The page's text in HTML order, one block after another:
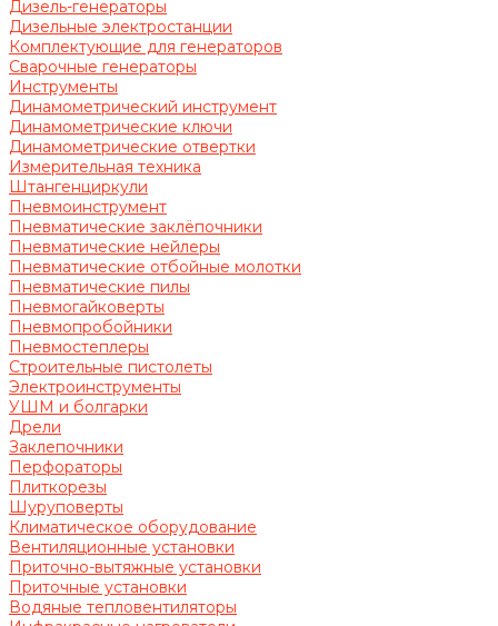
Дизель-генераторы
Дизельные электростанции
Комплектующие для генераторов
Сварочные генераторы
Инструменты
Динамометрический инструмент
Динамометрические ключи
Динамометрические отвертки
Измерительная техника
Штангенциркули
Пневмоинструмент
Пневматические заклёпочники
Пневматические нейлеры
Пневматические отбойные молотки
Пневматические пилы
Пневмогайковерты
Пневмопробойники
Пневмостеплеры
Строительные пистолеты
Электроинструменты
УШМ и болгарки
Дрели
Заклепочники
Перфораторы
Плиткорезы
Шуруповерты
Климатическое оборудование
Вентиляционные установки
Приточно-вытяжные установки
Приточные установки
Водяные тепловентиляторы